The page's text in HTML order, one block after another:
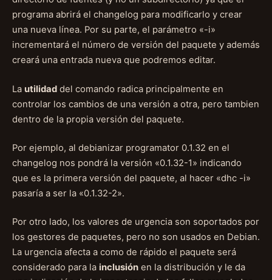
programa abrirá el changelog para modificarlo y crear
una nueva línea. Por su parte, el parámetro «-i»
incrementará el número de versión del paquete y además
creará una entrada nueva que podremos editar.
La utilidad del comando radica principalmente en
controlar los cambios de una versión a otra, pero tambien
dentro de la propia versión del paquete.
Por ejemplo, al debianizar programator 0.1.32 en el
changelog nos pondrá la versión «0.1.32-1» indicando
que es la primera versión del paquete, al hacer «dhc -i»
pasaría a ser la «0.1.32-2».
Por otro lado, los valores de urgencia son soportados por
los gestores de paquetes, pero no son usados en Debian.
La urgencia afecta a como de rápido el paquete será
considerado para la inclusión en la distribución y le da